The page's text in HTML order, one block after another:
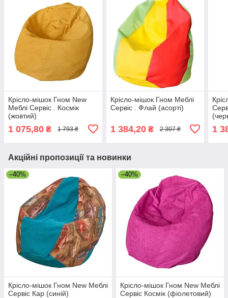
Крісло-мішок Гном New
Меблі Сервіс . Космік
(жовтий)
1 075,80 ₴ 1 793 ₴
Крісло-мішок Гном Меблі
Сервіс . Флай (асорті)
1 384,20₴ 2 307 ₴ 1
Акційні пропозиції та новинки
–40%
Крісло-мішок Гном New Меблі
Сервіс Кар (синій)
–40%
Крісло-мішок Гном New Меблі
Сервіс Космік (фіолетовий)